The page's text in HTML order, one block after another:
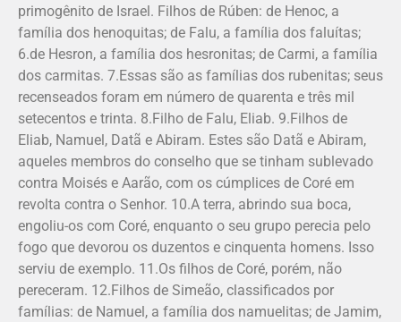
primogênito de Israel. Filhos de Rúben: de Henoc, a
família dos heno­quitas; de Falu, a família dos faluítas;
6.de Hesron, a família dos hesronitas; de Carmi, a família
dos carmitas. 7.Essas são as famílias dos rubenitas; seus
recenseados foram em número de quarenta e três mil
setecentos e trinta. 8.Filho de Falu, Eliab. 9.Filhos de
Eliab, Namuel, Datã e Abiram. Estes são Datã e Abiram,
aqueles membros do conselho que se tinham sublevado
contra Moisés e Aarão, com os cúmplices de Coré em
revolta contra o Senhor. 10.A terra, abrindo sua boca,
engoliu-os com Coré, enquanto o seu grupo perecia pelo
fogo que devorou os duzentos e cinquenta homens. Isso
serviu de exemplo. 11.Os filhos de Coré, porém, não
pereceram. 12.Filhos de Simeão, classificados por
famílias: de Namuel, a família dos namue­litas; de Jamim,